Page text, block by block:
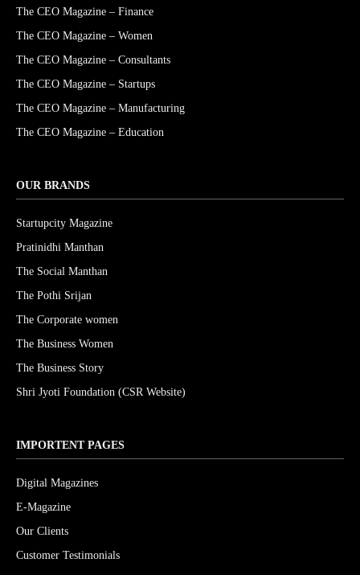
The CEO Magazine – Finance
The CEO Magazine – Women
The CEO Magazine – Consultants
The CEO Magazine – Startups
The CEO Magazine – Manufacturing
The CEO Magazine – Education
OUR BRANDS
Startupcity Magazine
Pratinidhi Manthan
The Social Manthan
The Pothi Srijan
The Corporate women
The Business Women
The Business Story
Shri Jyoti Foundation (CSR Website)
IMPORTENT PAGES
Digital Magazines
E-Magazine
Our Clients
Customer Testimonials